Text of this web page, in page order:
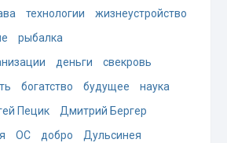
технологии
жизнеустройство
рыбалка
деньги
свекровь
богатство будущее
наука
Пецик
Дмитрий Бергер
ОС добро
Дульсинея